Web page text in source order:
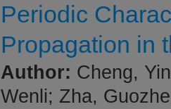
Periodic
Propagation in
Author: Cheng,
Wenli; Zha,